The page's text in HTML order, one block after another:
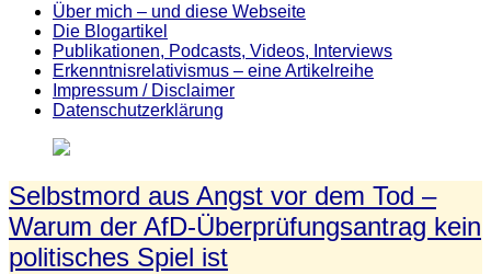
Über mich – und diese Webseite
Die Blogartikel
Publikationen, Podcasts, Videos, Interviews
Erkenntnisrelativismus – eine Artikelreihe
Impressum / Disclaimer
Datenschutzerklärung
Selbstmord aus Angst vor dem Tod –
Warum der AfD-Überprüfungsantrag kein
politisches Spiel ist